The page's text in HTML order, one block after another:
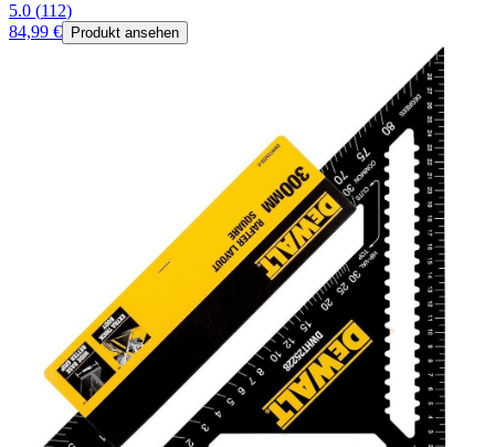
5.0 (112)
84,99 €
Produkt ansehen